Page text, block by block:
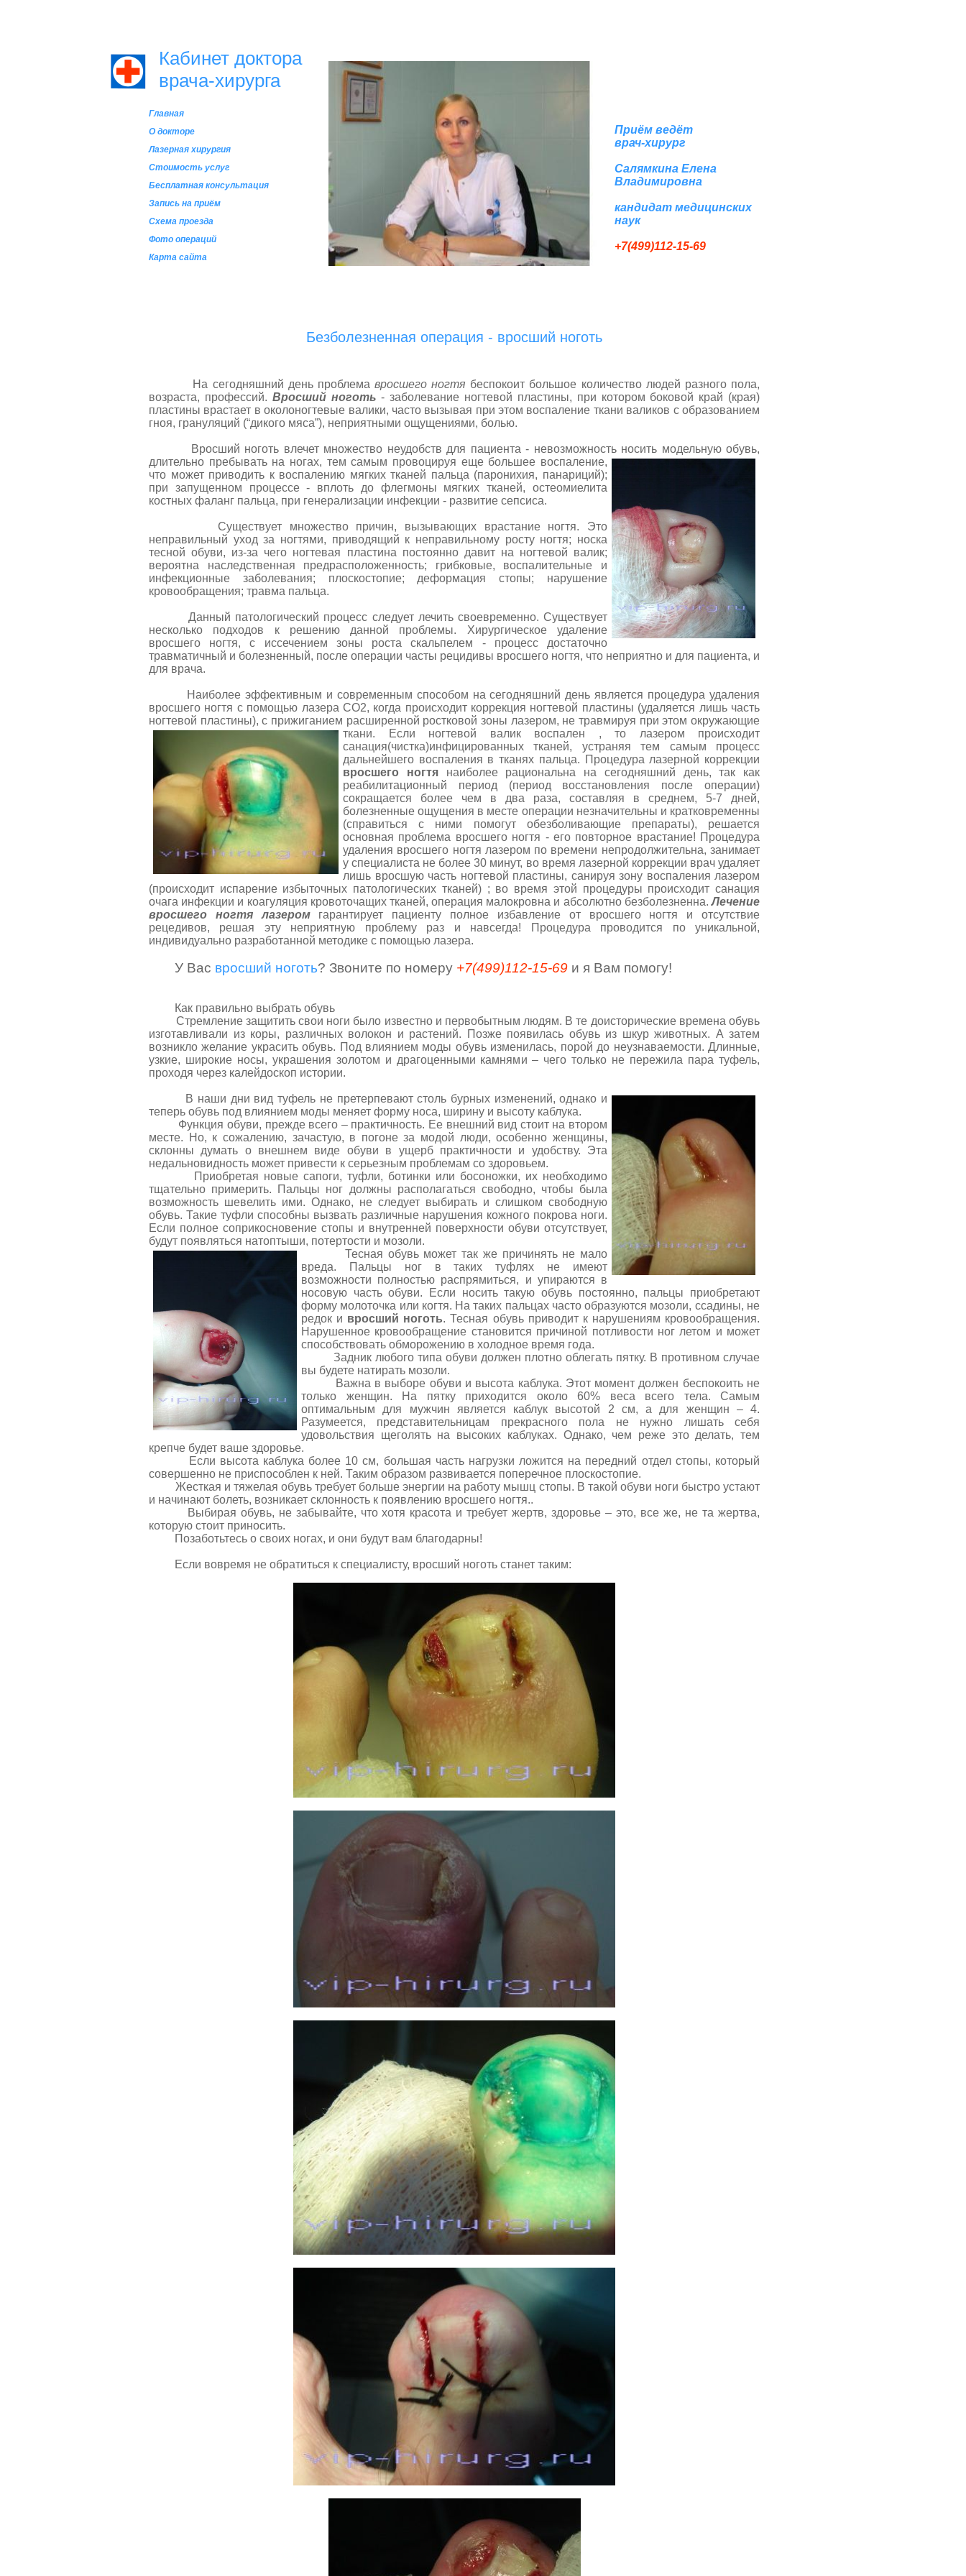
Кабинет доктора
врача-хирурга
Главная
О докторе
Лазерная хирургия
Стоимость услуг
Бесплатная консультация
Запись на приём
Схема проезда
Фото операций
Карта сайта
Приём ведёт
врач-хирург
Салямкина Елена
Владимировна
кандидат медицинских
наук
+7(499)112-15-69
Безболезненная операция - вросший ноготь
На сегодняшний день проблема вросшего ногтя беспокоит большое количество людей разного пола,
возраста, профессий. Вросший ноготь - заболевание ногтевой пластины, при котором боковой край (края)
пластины врастает в околоногтевые валики, часто вызывая при этом воспаление ткани валиков с образованием
гноя, грануляций (“дикого мяса”), неприятными ощущениями, болью.
Вросший ноготь влечет множество неудобств для пациента - невозможность носить модельную обувь,
длительно пребывать на ногах, тем самым провоцируя еще большее воспаление,
что может приводить к воспалению мягких тканей пальца (паронихия, панариций);
при запущенном процессе - вплоть до флегмоны мягких тканей, остеомиелита
костных фаланг пальца, при генерализации инфекции - развитие сепсиса.
Существует множество причин, вызывающих врастание ногтя. Это
неправильный уход за ногтями, приводящий к неправильному росту ногтя; носка
тесной обуви, из-за чего ногтевая пластина постоянно давит на ногтевой валик;
вероятна наследственная предрасположенность; грибковые, воспалительные и
инфекционные заболевания; плоскостопие; деформация стопы; нарушение
кровообращения; травма пальца.
Данный патологический процесс следует лечить своевременно. Существует
несколько подходов к решению данной проблемы. Хирургическое удаление
вросшего ногтя, с иссечением зоны роста скальпелем - процесс достаточно
травматичный и болезненный, после операции часты рецидивы вросшего ногтя, что неприятно и для пациента, и
для врача.
Наиболее эффективным и современным способом на сегодняшний день является процедура удаления
вросшего ногтя с помощью лазера СО2, когда происходит коррекция ногтевой пластины (удаляется лишь часть
ногтевой пластины), с прижиганием расширенной ростковой зоны лазером, не травмируя при этом окружающие
ткани.
Если ногтевой валик воспален , то лазером происходит
санация(чистка)инфицированных тканей, устраняя тем самым процесс
дальнейшего воспаления в тканях пальца. Процедура лазерной коррекции
вросшего ногтянаиболее рациональна на сегодняшний день, так как
реабилитационный период (период восстановления после операции)
сокращается более чем в два раза, составляя в среднем, 5-7 дней,
болезненные ощущения в месте операции незначительны и кратковременны
(справиться с ними помогут обезболивающие препараты), решается
основная проблема вросшего ногтя - его повторное врастание! Процедура
удаления вросшего ногтя лазером по времени непродолжительна, занимает
у специалиста не более 30 минут, во время лазерной коррекции врач удаляет
лишь вросшую часть ногтевой пластины, санируя зону воспаления лазером
(происходит испарение избыточных патологических тканей) ; во время этой процедуры происходит санация
очага инфекции и коагуляция кровоточащих тканей, операция малокровна и абсолютно безболезненна.Лечение
вросшего ногтя лазеромгарантирует пациенту полное избавление от вросшего ногтя и отсутствие
рецедивов, решая эту неприятную проблему раз и навсегда! Процедура проводится по уникальной,
индивидуально разработанной методике с помощью лазера.
У Вас вросший ноготь? Звоните по номеру +7(499)112-15-69 и я Вам помогу!
Как правильно выбрать обувь
Стремление защитить свои ноги было известно и первобытным людям. В те доисторические времена обувь
изготавливали из коры, различных волокон и растений. Позже появилась обувь из шкур животных. А затем
возникло желание украсить обувь. Под влиянием моды обувь изменилась, порой до неузнаваемости. Длинные,
узкие, широкие носы, украшения золотом и драгоценными камнями – чего только не пережила пара туфель,
проходя через калейдоскоп истории.
В наши дни вид туфель не претерпевают столь бурных изменений, однако и
теперь обувь под влиянием моды меняет форму носа, ширину и высоту каблука.
Функция обуви, прежде всего – практичность. Ее внешний вид стоит на втором
месте. Но, к сожалению, зачастую, в погоне за модой люди, особенно женщины,
склонны думать о внешнем виде обуви в ущерб практичности и удобству. Эта
недальновидность может привести к серьезным проблемам со здоровьем.
Приобретая новые сапоги, туфли, ботинки или босоножки, их необходимо
тщательно примерить. Пальцы ног должны располагаться свободно, чтобы была
возможность шевелить ими. Однако, не следует выбирать и слишком свободную
обувь. Такие туфли способны вызвать различные нарушения кожного покрова ноги.
Если полное соприкосновение стопы и внутренней поверхности обуви отсутствует,
будут появляться натоптыши, потертости и мозоли.
Тесная обувь может так же причинять не мало
вреда. Пальцы ног в таких туфлях не имеют
возможности полностью распрямиться, и упираются в
носовую часть обуви. Если носить такую обувь постоянно, пальцы приобретают
форму молоточка или когтя. На таких пальцах часто образуются мозоли, ссадины, не
редок и вросший ноготь. Тесная обувь приводит к нарушениям кровообращения.
Нарушенное кровообращение становится причиной потливости ног летом и может
способствовать обморожению в холодное время года.
Задник любого типа обуви должен плотно облегать пятку. В противном случае
вы будете натирать мозоли.
Важна в выборе обуви и высота каблука. Этот момент должен беспокоить не
только женщин. На пятку приходится около 60% веса всего тела. Самым
оптимальным для мужчин является каблук высотой 2 см, а для женщин – 4.
Разумеется, представительницам прекрасного пола не нужно лишать себя
удовольствия щеголять на высоких каблуках. Однако, чем реже это делать, тем
крепче будет ваше здоровье.
Если высота каблука более 10 см, большая часть нагрузки ложится на передний отдел стопы, который
совершенно не приспособлен к ней. Таким образом развивается поперечное плоскостопие.
Жесткая и тяжелая обувь требует больше энергии на работу мышц стопы. В такой обуви ноги быстро устают
и начинают болеть, возникает склонность к появлению вросшего ногтя..
Выбирая обувь, не забывайте, что хотя красота и требует жертв, здоровье – это, все же, не та жертва,
которую стоит приносить.
Позаботьтесь о своих ногах, и они будут вам благодарны!
Если вовремя не обратиться к специалисту, вросший ноготь станет таким: